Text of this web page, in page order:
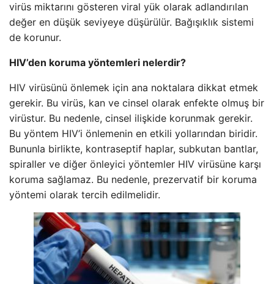
virüs miktarını gösteren viral yük olarak adlandırılan
değer en düşük seviyeye düşürülür. Bağışıklık sistemi
de korunur.
HIV’den koruma yöntemleri nelerdir?
HIV virüsünü önlemek için ana noktalara dikkat etmek
gerekir. Bu virüs, kan ve cinsel olarak enfekte olmuş bir
virüstur. Bu nedenle, cinsel ilişkide korunmak gerekir.
Bu yöntem HIV’i önlemenin en etkili yollarından biridir.
Bununla birlikte, kontraseptif haplar, subkutan bantlar,
spiraller ve diğer önleyici yöntemler HIV virüsüne karşı
koruma sağlamaz. Bu nedenle, prezervatif bir koruma
yöntemi olarak tercih edilmelidir.